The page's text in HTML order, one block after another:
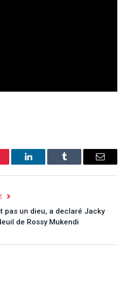
LinkedIn Tumblr Email
pas un dieu, a declaré Jacky
de Rossy Mukendi